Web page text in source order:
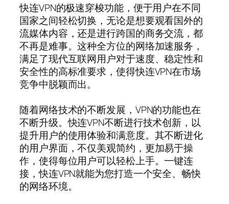
快连VPN的极速穿梭功能，便于用户在不同
国家之间轻松切换，无论是想要观看国外的
流媒体内容，还是进行跨国的商务交流，都
不再是难事。这种全方位的网络加速服务，
满足了现代互联网用户对于速度、稳定性和
安全性的高标准要求，使得快连VPN在市场
竞争中脱颖而出。
随着网络技术的不断发展，VPN的功能也在
不断升级。快连VPN不断进行技术创新，以
提升用户的使用体验和满意度。其不断进化
的用户界面，不仅美观简约，更加易于操
作，使得每位用户可以轻松上手。一键连
接，快连VPN就能为您打造一个安全、畅快
的网络环境。